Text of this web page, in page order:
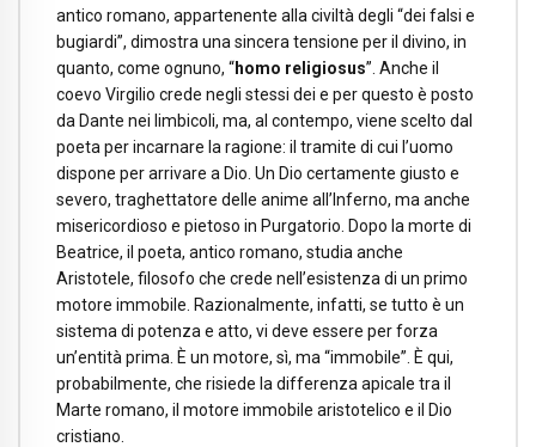
antico romano, appartenente alla civiltà degli “dei falsi e
bugiardi”, dimostra una sincera tensione per il divino, in
quanto, come ognuno, “homo religiosus”. Anche il
coevo Virgilio crede negli stessi dei e per questo è posto
da Dante nei limbicoli, ma, al contempo, viene scelto dal
poeta per incarnare la ragione: il tramite di cui l’uomo
dispone per arrivare a Dio. Un Dio certamente giusto e
severo, traghettatore delle anime all’Inferno, ma anche
misericordioso e pietoso in Purgatorio. Dopo la morte di
Beatrice, il poeta, antico romano, studia anche
Aristotele, filosofo che crede nell’esistenza di un primo
motore immobile. Razionalmente, infatti, se tutto è un
sistema di potenza e atto, vi deve essere per forza
un’entità prima. È un motore, sì, ma “immobile”. È qui,
probabilmente, che risiede la differenza apicale tra il
Marte romano, il motore immobile aristotelico e il Dio
cristiano.